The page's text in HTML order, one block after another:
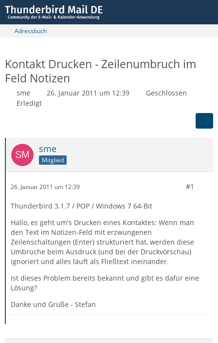
Adressbuch
Kontakt Drucken - Zeilenumbruch im
Feld Notizen
sme 26. Januar 2011 um 12:39
Geschlossen
Erledigt
sme
Mitglied
26. Januar 2011 um 12:39 #1
Thunderbird 3.1.7 / POP / Windows 7 64-Bit
Hallo, es geht um's Drucken eines Kontaktes: Wenn man
den Text im Notizen-Feld mit erzwungenen
Zeilenschaltungen (Enter) strukturiert hat, werden diese
Umbrüche beim Ausdruck (und bei der Druckvorschau)
ignoriert und alles läuft als Fließtext ineinander.
Ist dieses Problem bereits bekannt und gibt es dafür eine
Lösung?
Danke und Grüße - Stefan